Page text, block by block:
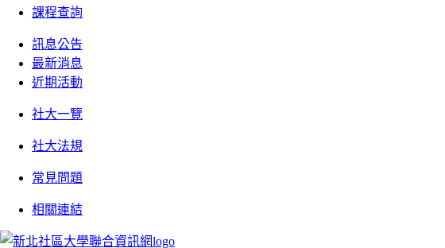
課程查詢
訊息公告
最新消息
近期活動
社大一覽
社大法規
常見問題
相關連結